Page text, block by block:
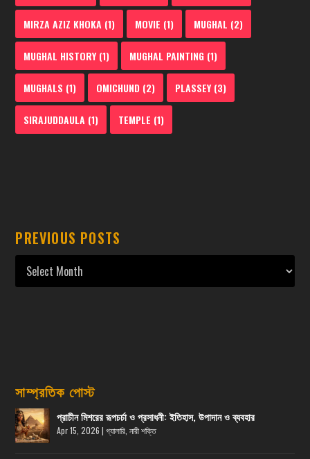
MIRZA AZIZ KHOKA (1) MOVIE (1) MUGHAL (2)
MUGHAL HISTORY(1) MUGHAL PAINTING (1)
MUGHALS (1) OMICHUND (2) PLASSEY(3)
SIRAJUDDAULA (1) TEMPLE (1)
PREVIOUS POSTS
সাম্প্রতিক পোস্ট
প্রাচীন মিশরের রূপচর্চা ও প্রসাধনী: ইতিহাস, উপাদান ও ব্যবহার
Apr 15, 2026 |গ্যালারি ,নারী শক্তি